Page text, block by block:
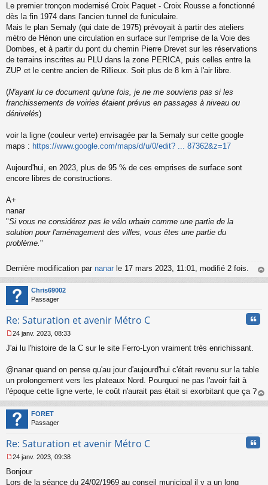
n
o
u
Le premier tronçon modernisé Croix Paquet - Croix Rousse a fonctionné
dès la fin 1974 dans l'ancien tunnel de funiculaire.
Mais le plan Semaly (qui date de 1975) prévoyait à partir des ateliers
métro de Hénon une circulation en surface sur l'emprise de la Voie des
Dombes, et à partir du pont du chemin Pierre Drevet sur les réservations
de terrains inscrites au PLU dans la zone PERICA, puis celles entre la
ZUP et le centre ancien de Rillieux. Soit plus de 8 km à l'air libre.
(N'ayant lu ce document qu'une fois, je ne me souviens pas si les
franchissements de voiries étaient prévus en passages à niveau ou
dénivelés)
voir la ligne (couleur verte) envisagée par la Semaly sur cette google
maps : https://www.google.com/maps/d/u/0/edit? ... 87362&z=17
Aujourd'hui, en 2023, plus de 95 % de ces emprises de surface sont
encore libres de constructions.
A+
nanar
"Si vous ne considérez pas le vélo urbain comme une partie de la
solution pour l'aménagement des villes, vous êtes une partie du
problème. "
Dernière modification par nanar le 17 mars 2023, 11:01, modifié 2 fois.
au
Chris69002
Passager
Re: Saturation et avenir Métro C
e
s
g
e
n
o
n
l
24 janv. 2023, 08:33
J'ai lu l'histoire de la C sur le site Ferro-Lyon vraiment très enrichissant.
@nanar quand on pense qu'au jour d'aujourd'hui c'était revenu sur la table
un prolongement vers les plateaux Nord. Pourquoi ne pas l'avoir fait à
l'époque cette ligne verte, le coût n'aurait pas était si exorbitant que ça ?
au
FORET
Passager
Re: Saturation et avenir Métro C
e
s
24 janv. 2023, 09:38
Bonjour
Lors de la séance du 24/02/1969 au conseil municipal il y a un long